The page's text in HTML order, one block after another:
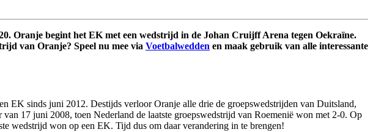
Oranje begint het EK met een wedstrijd in de Johan Cruijff Arena tegen Oekraïne.
van Oranje? Speel nu mee via Voetbalwedden en maak gebruik van alle interessante
EK sinds juni 2012. Destijds verloor Oranje alle drie de groepswedstrijden van Duitsland,
17 juni 2008, toen Nederland de laatste groepswedstrijd van Roemenië won met 2-0. Op
wedstrijd won op een EK. Tijd dus om daar verandering in te brengen!